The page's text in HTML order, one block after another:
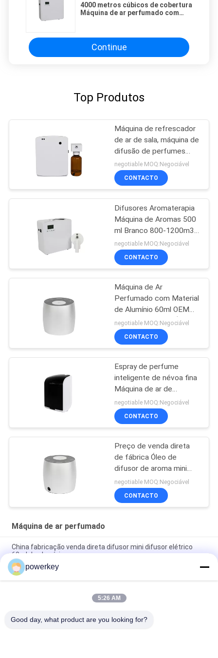
4000 metros cúbicos de cobertura
Máquina de ar perfumado com
Continue
Top Produtos
Máquina de refrescador
de ar de sala, máquina de
difusão de perfumes
para banheiro
negotiable MOQ:Negociável
CONTACTO
Difusores Aromaterapia
Máquina de Aromas 500
ml Branco 800-1200m3
Cobertura de Aromas
negotiable MOQ:Negociável
CONTACTO
Máquina de Ar
Perfumado com Material
de Alumínio 60ml OEM
Mini Difusor Sem Água
Branco
negotiable MOQ:Negociável
CONTACTO
Espray de perfume
inteligente de névoa fina
Máquina de ar de
perfume de plástico
Rohs Aroma aprovado
pela Fcc
negotiable MOQ:Negociável
CONTACTO
Preço de venda direta
de fábrica Óleo de
difusor de aroma mini
difusor de 60 ml de
alumínio
negotiable MOQ:Negociável
CONTACTO
Máquina de ar perfumado
China fabricação venda direta difusor mini difusor elétrico
60ml de alumínio
Preço de venda direta da fábrica difusor de óleo essencial de
aroma mini 60ml alumínio
Máquina de difusão de óleos essenciais premium de 100 ml
powerkey
5:26 AM
Good day, what product are you looking for?